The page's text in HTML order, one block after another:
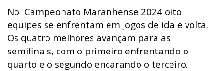
No Campeonato Maranhense 2024 oito
equipes se enfrentam em jogos de ida e volta.
Os quatro melhores avançam para as
semifinais, com o primeiro enfrentando o
quarto e o segundo encarando o terceiro.